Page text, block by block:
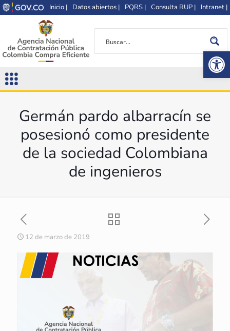
Inicio | Datos abiertos | PQRS | Consulta RUP | Intranet |
Germán pardo albarracín se
posesionó como presidente
de la sociedad Colombiana
de ingenieros
12 de marzo de 2019